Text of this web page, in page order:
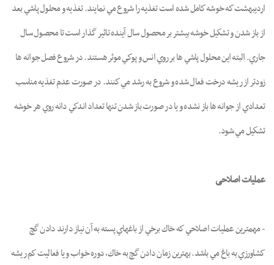
ارديبهشت كه خوشه كامل شده است تغذيه را شروع مي نمايند. تغذيه و محلول پاشي بعد
از باز شدن و تشكيل خوشه بيشتر بر محصول سال آينده تاثير گذار است تا محصول سال
جاري. البته اين محلول پاشي ها بر روي انس و پوكي موثر هستند. در شروع فصل جوانه ها
زودتر از ريشه درخت فعال شده و شروع به رشد مي كنند. در صورت عدم تغذيه مناسب
تعدادي از جوانه ها باز نشده و يا در صورت باز شدن تنها تعداد اندكي دانه روي هر خوشه
تشكيل مي شود.
عملیات اصلاحی
- مهمترين عمليات اصلاحي كه خاك برخي از باغهاي پسته به آن نياز دارند دادن گچ
كشاورزي به باغ مي باشد. بهترين زمان دادن گچ به خاك، دوره خواب و يا فعاليت كم ريشه